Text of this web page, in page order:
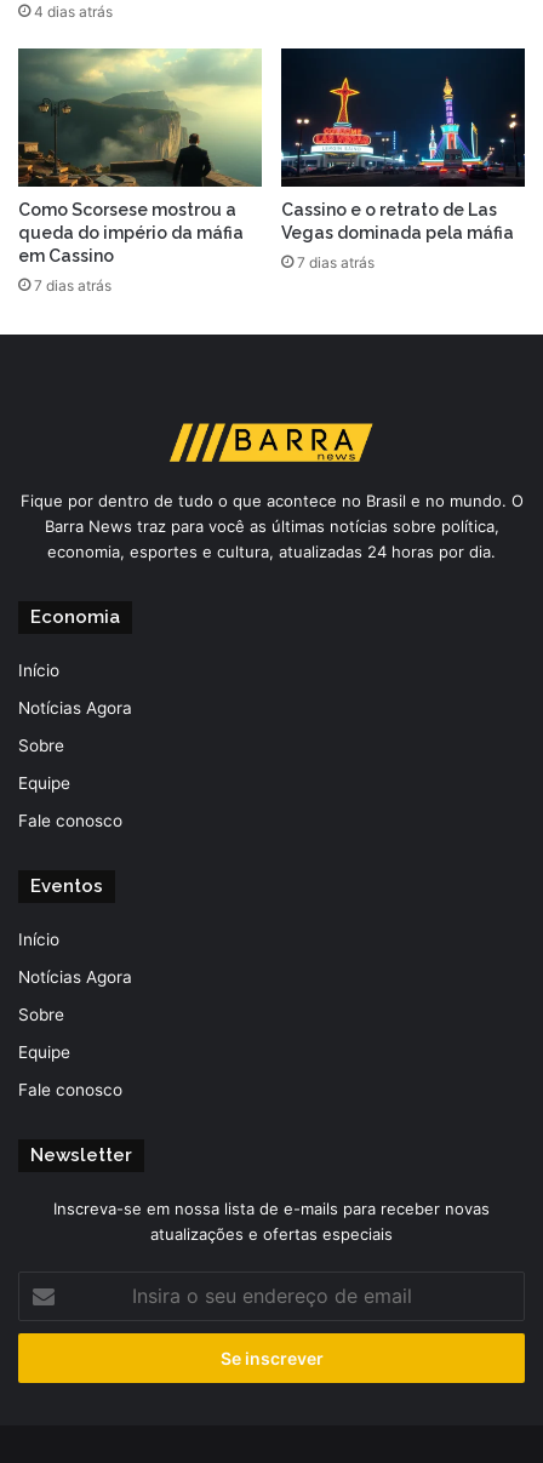
4 dias atrás
Como Scorsese mostrou a
queda do império da máfia
em Cassino
7 dias atrás
Cassino e o retrato de Las
Vegas dominada pela máfia
7 dias atrás
Fique por dentro de tudo o que acontece no Brasil e no mundo. O
Barra News traz para você as últimas notícias sobre política,
economia, esportes e cultura, atualizadas 24 horas por dia.
Economia
Início
Notícias Agora
Sobre
Equipe
Fale conosco
Eventos
Início
Notícias Agora
Sobre
Equipe
Fale conosco
Newsletter
Inscreva-se em nossa lista de e-mails para receber novas
atualizações e ofertas especiais
seu
de